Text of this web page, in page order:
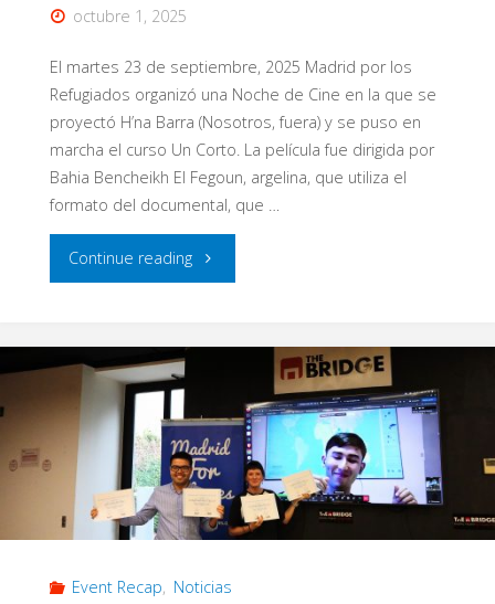
octubre 1, 2025
El martes 23 de septiembre, 2025 Madrid por los
Refugiados organizó una Noche de Cine en la que se
proyectó H’na Barra (Nosotros, fuera) y se puso en
marcha el curso Un Corto. La película fue dirigida por
Bahia Bencheikh El Fegoun, argelina, que utiliza el
formato del documental, que …
Continue reading"Noche
cine
con
H’na
Barra"
Event Recap, Noticias